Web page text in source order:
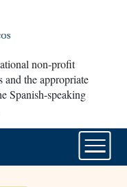
non-profit
and the appropriate
Spanish-speaking